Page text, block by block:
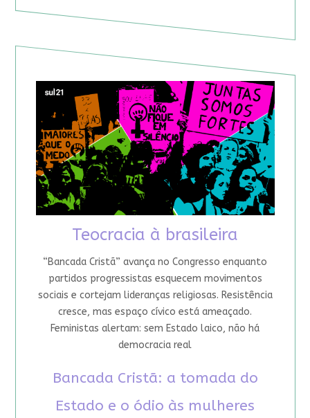
Teocracia à brasileira
“Bancada Cristã” avança no Congresso enquanto
partidos progressistas esquecem movimentos
sociais e cortejam lideranças religiosas. Resistência
cresce, mas espaço cívico está ameaçado.
Feministas alertam: sem Estado laico, não há
democracia real
Bancada Cristã: a tomada do
Estado e o ódio às mulheres